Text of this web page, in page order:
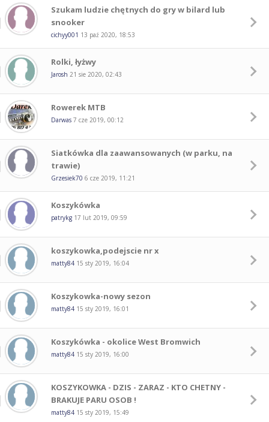
Szukam ludzie chętnych do gry w bilard lub
snooker
cichyy001 13 paź 2020, 18:53
Rolki, łyżwy
Jarosh 21 sie 2020, 02:43
Rowerek MTB
Darwas 7 cze 2019, 00:12
Siatkówka dla zaawansowanych (w parku, na
trawie)
Grzesiek70 6 cze 2019, 11:21
Koszykówka
patrykg 17 lut 2019, 09:59
koszykowka,podejscie nr x
matty84 15 sty 2019, 16:04
Koszykowka-nowy sezon
matty84 15 sty 2019, 16:01
Koszykówka - okolice West Bromwich
matty84 15 sty 2019, 16:00
KOSZYKOWKA - DZIS - ZARAZ - KTO CHETNY -
BRAKUJE PARU OSOB !
matty84 15 sty 2019, 15:49